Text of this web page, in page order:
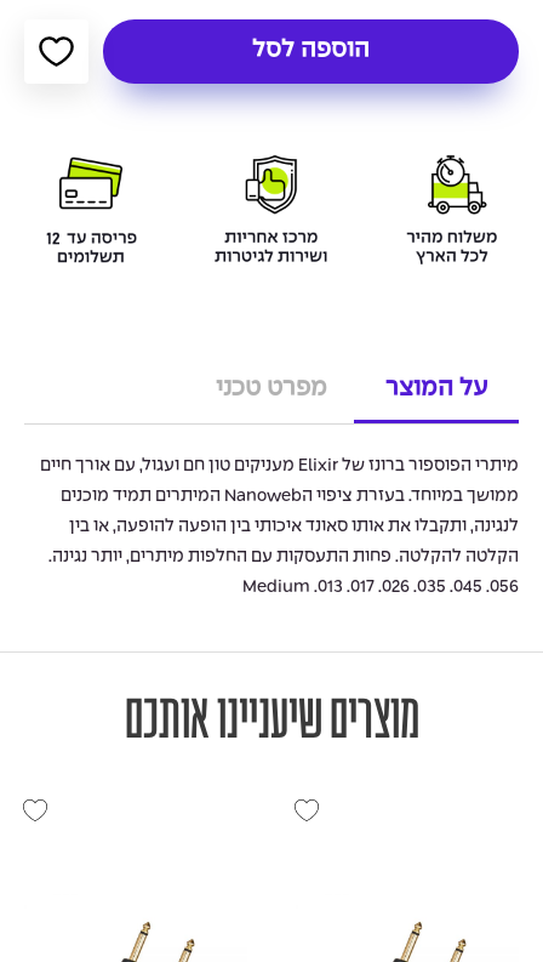
הוספה לסל
על המוצר מפרט טכני
מיתרי הפוספור ברונז של Elixir מעניקים טון חם ועגול, עם אורך חיים
ממושך במיוחד. בעזרת ציפוי הNanoweb המיתרים תמיד מוכנים
לנגינה, ותקבלו את אותו סאונד איכותי בין הופעה להופעה, או בין
הקלטה להקלטה. פחות התעסקות עם החלפות מיתרים, יותר נגינה.
Medium .013 .017 .026 .035 .045 .056
מוצרים שיעניינו אותכם